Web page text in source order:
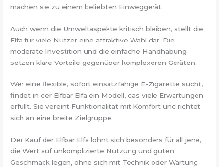
machen sie zu einem beliebten Einweggerät.
Auch wenn die Umweltaspekte kritisch bleiben, stellt die
Elfa für viele Nutzer eine attraktive Wahl dar. Die
moderate Investition und die einfache Handhabung
setzen klare Vorteile gegenüber komplexeren Geräten.
Wer eine flexible, sofort einsatzfähige E-Zigarette sucht,
findet in der Elfbar Elfa ein Modell, das viele Erwartungen
erfüllt. Sie vereint Funktionalität mit Komfort und richtet
sich an eine breite Zielgruppe.
Der Kauf der Elfbar Elfa lohnt sich besonders für all jene,
die Wert auf unkomplizierte Nutzung und guten
Geschmack legen, ohne sich mit Technik oder Wartung